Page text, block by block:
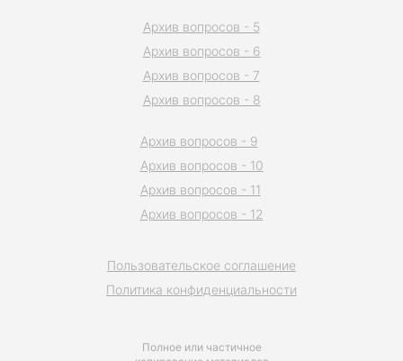
Полное или частичное
Пользовательское соглашение
Политика конфиденциальности
Архив вопросов - 5
Архив вопросов - 6
Архив вопросов - 7
Архив вопросов - 8
Архив вопросов - 9
Архив вопросов - 10
Архив вопросов - 11
Архив вопросов - 12